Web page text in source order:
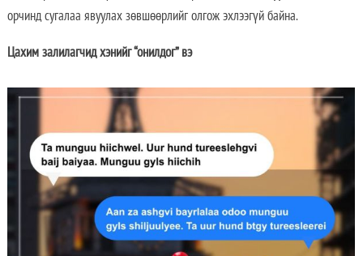
орчинд сугалаа явуулах зөвшөөрлийг олгож эхлээгүй байна.
Цахим залилагчид хэнийг “онилдог” вэ